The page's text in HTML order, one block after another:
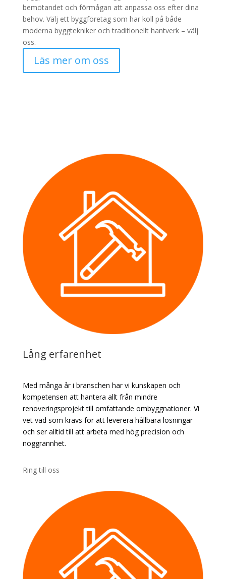
bemötandet och förmågan att anpassa oss efter dina
behov. Välj ett byggföretag som har koll på både
moderna byggtekniker och traditionellt hantverk – välj
oss.
Läs mer om oss
Lång erfarenhet
Med många år i branschen har vi kunskapen och
kompetensen att hantera allt från mindre
renoveringsprojekt till omfattande ombyggnationer. Vi
vet vad som krävs för att leverera hållbara lösningar
och ser alltid till att arbeta med hög precision och
noggrannhet.
Ring till oss